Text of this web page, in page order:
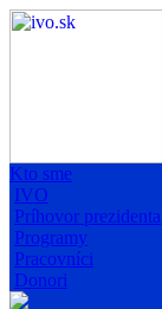
Kto sme
IVO
Príhovor prezidenta
Programy
Pracovníci
Donori